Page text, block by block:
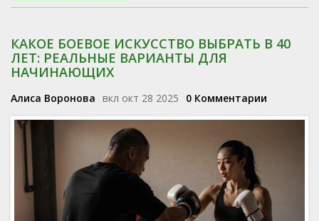
КАКОЕ БОЕВОЕ ИСКУССТВО ВЫБРАТЬ В 40
ЛЕТ: РЕАЛЬНЫЕ ВАРИАНТЫ ДЛЯ
НАЧИНАЮЩИХ
Алиса Воронова вкл окт 28 2025 0 Комментарии